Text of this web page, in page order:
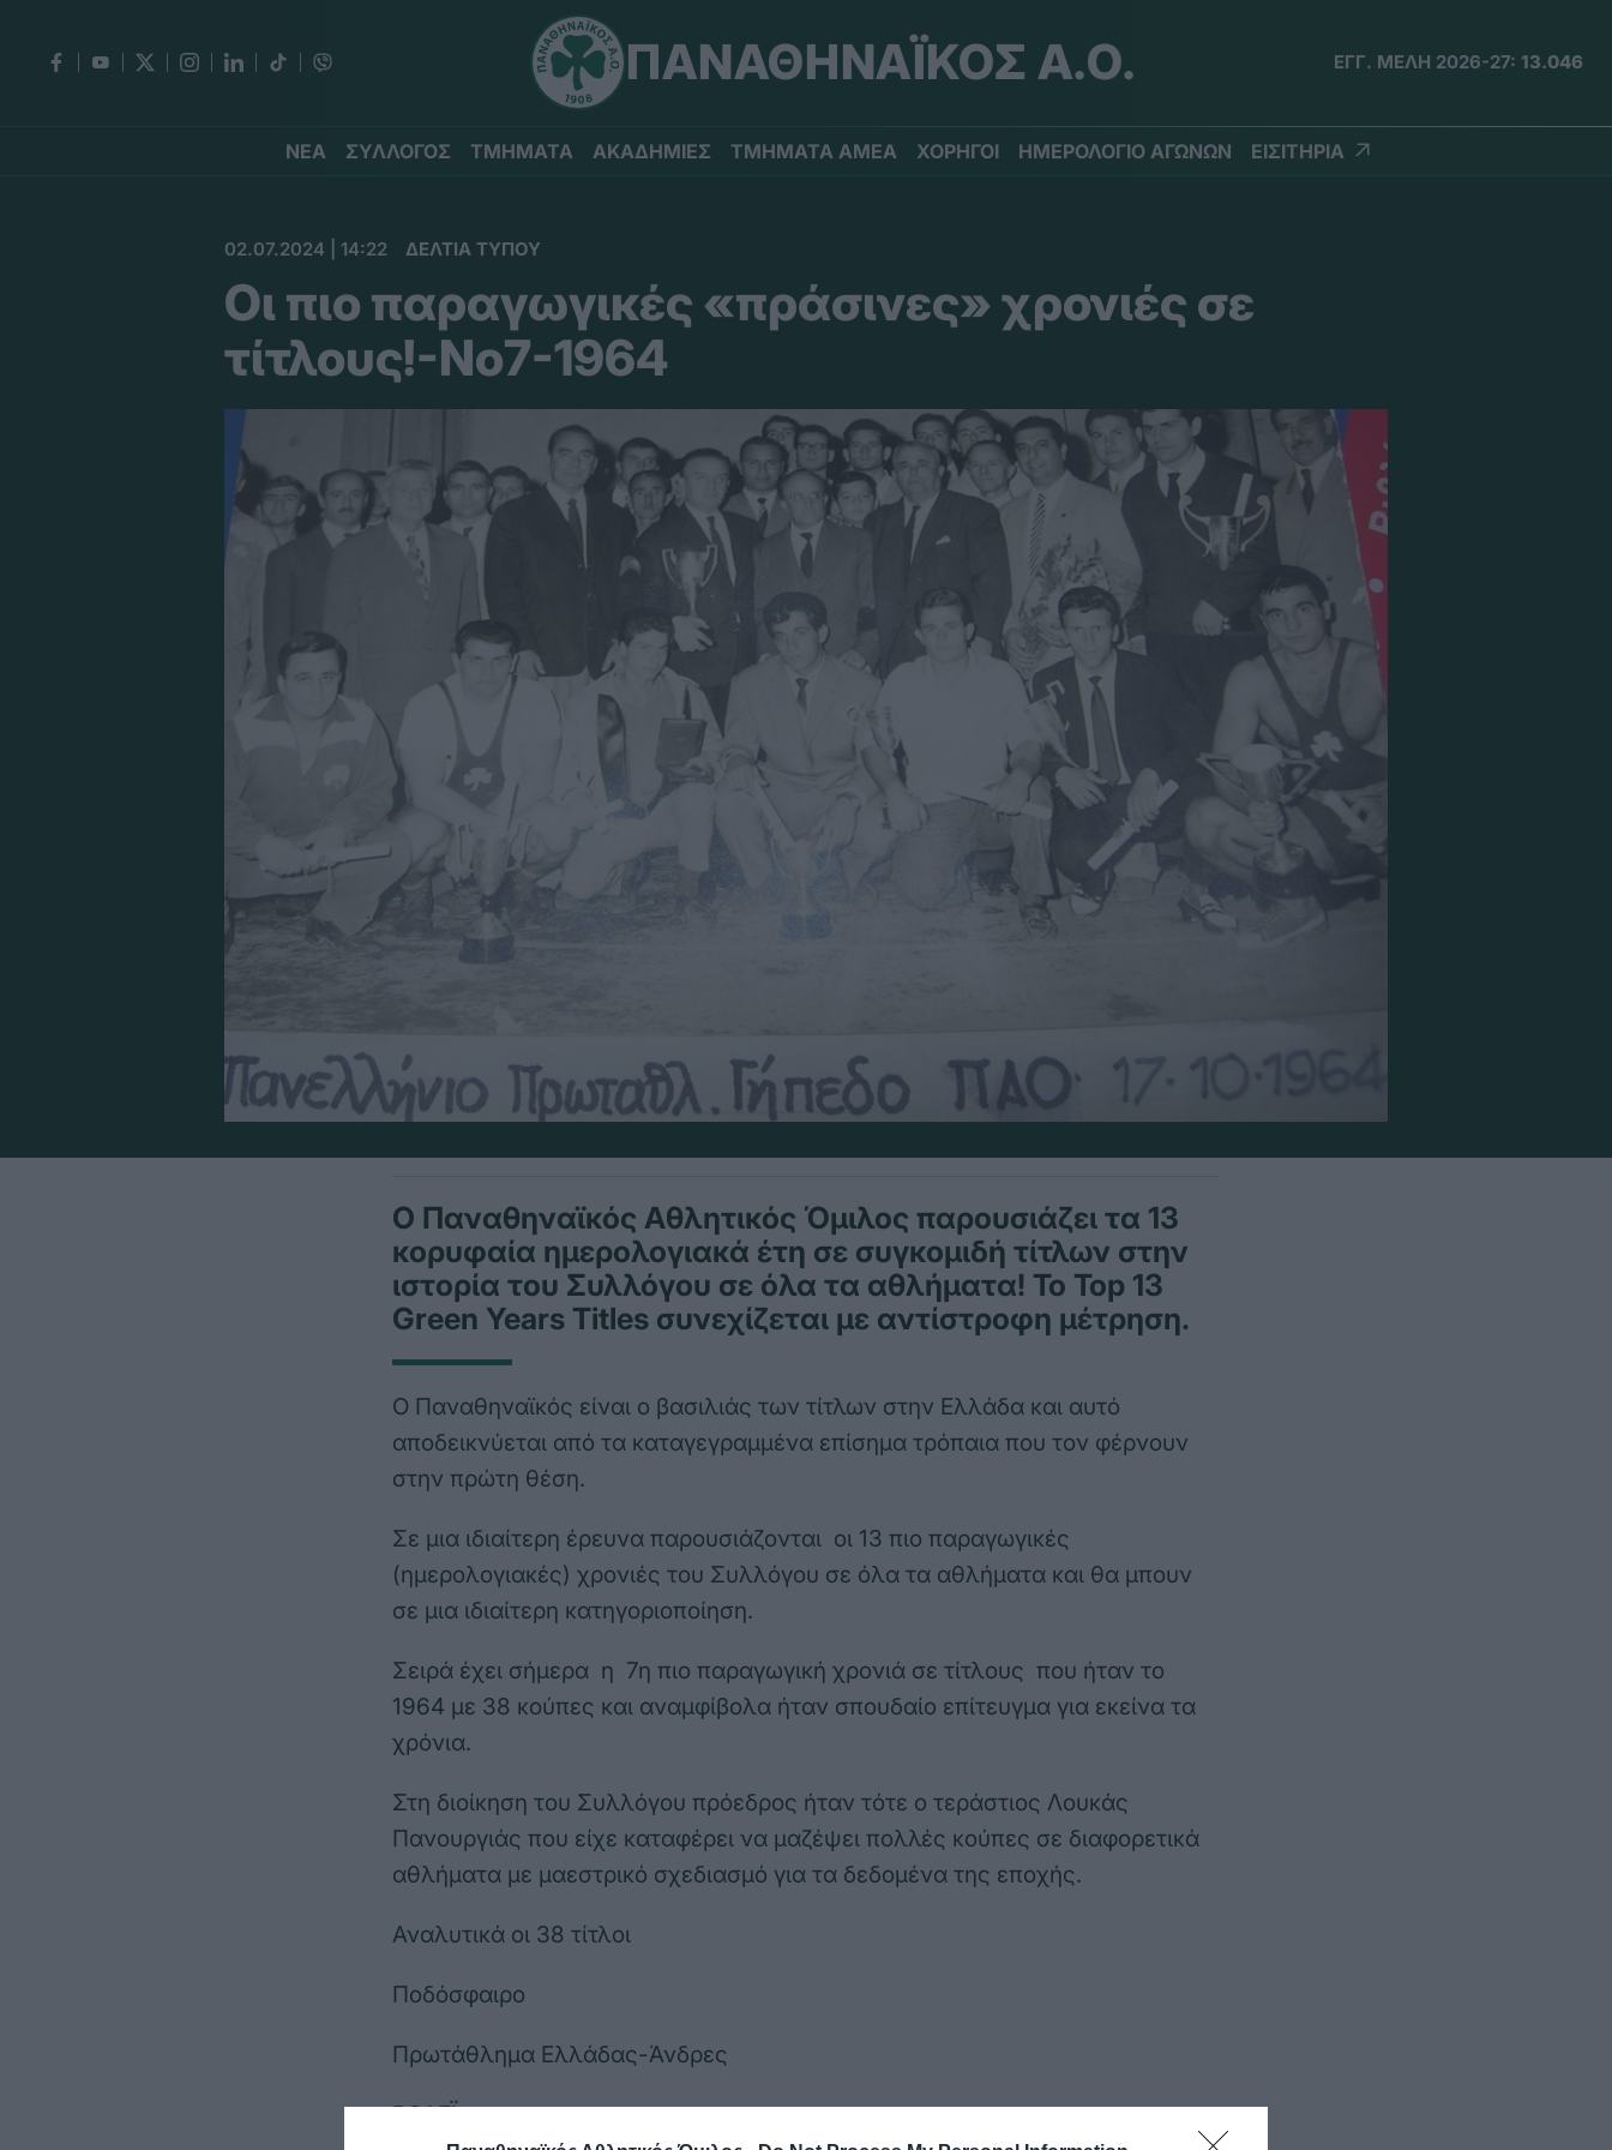
ΠΑΝΑΘΗΝΑΪΚΟΣ Α.Ο. ΕΓΓ. ΜΕΛΗ 2026-27: 13.046
ΝΕΑ ΣΥΛΛΟΓΟΣ ΤΜΗΜΑΤΑ ΑΚΑΔΗΜΙΕΣ ΤΜΗΜΑΤΑ ΑΜΕΑ ΧΟΡΗΓΟΙ ΗΜΕΡΟΛΟΓΙΟ ΑΓΩΝΩΝ ΕΙΣΙΤΗΡΙΑ
02.07.2024 | 14:22 ΔΕΛΤΙΑ ΤΥΠΟΥ
Οι πιο παραγωγικές «πράσινες» χρονιές σε
τίτλους!-No7-1964
Ο Παναθηναϊκός Αθλητικός Όμιλος παρουσιάζει τα 13
κορυφαία ημερολογιακά έτη σε συγκομιδή τίτλων στην
ιστορία του Συλλόγου σε όλα τα αθλήματα! Το Top 13
Green Years Titles συνεχίζεται με αντίστροφη μέτρηση.
Ο Παναθηναϊκός είναι ο βασιλιάς των τίτλων στην Ελλάδα και αυτό
αποδεικνύεται από τα καταγεγραμμένα επίσημα τρόπαια που τον φέρνουν
στην πρώτη θέση.
Σε μια ιδιαίτερη έρευνα παρουσιάζονται οι 13 πιο παραγωγικές
(ημερολογιακές) χρονιές του Συλλόγου σε όλα τα αθλήματα και θα μπουν
σε μια ιδιαίτερη κατηγοριοποίηση.
Σειρά έχει σήμερα η 7η πιο παραγωγική χρονιά σε τίτλους που ήταν το
1964 με 38 κούπες και αναμφίβολα ήταν σπουδαίο επίτευγμα για εκείνα τα
χρόνια.
Στη διοίκηση του Συλλόγου πρόεδρος ήταν τότε ο τεράστιος Λουκάς
Πανουργιάς που είχε καταφέρει να μαζέψει πολλές κούπες σε διαφορετικά
αθλήματα με μαεστρικό σχεδιασμό για τα δεδομένα της εποχής.
Αναλυτικά οι 38 τίτλοι
Ποδόσφαιρο
Πρωτάθλημα Ελλάδας-Άνδρες
ΒΟΛΕΪ